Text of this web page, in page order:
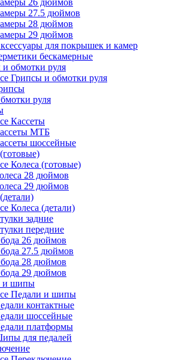
26 дюймов
27.5 дюймов
28 дюймов
29 дюймов
для покрышек и камер
бескамерные
обмотки руля
Грипсы и обмотки руля
руля
Кассеты
МТБ
шоссейные
Колеса (готовые)
28 дюймов
29 дюймов
Колеса (детали)
задние
передние
26 дюймов
27.5 дюймов
28 дюймов
29 дюймов
и шипы
Педали и шипы
контактные
шоссейные
платформы
для педалей